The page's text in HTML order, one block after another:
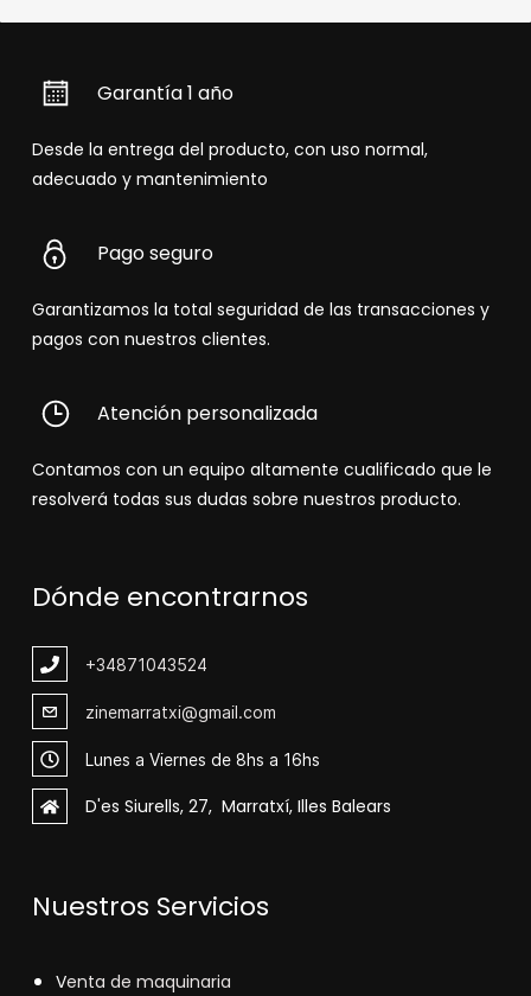
Garantía 1 año
Desde la entrega del producto, con uso normal,
adecuado y mantenimiento
Pago seguro
Garantizamos la total seguridad de las transacciones y
pagos con nuestros clientes.
Atención personalizada
Contamos con un equipo altamente cualificado que le
resolverá todas sus dudas sobre nuestros producto.
Dónde encontrarnos
+34871043524
zinemarratxi@gmail.com
Lunes a Viernes de 8hs a 16hs
D'es Siurells, 27, Marratxí, Illes Balears
Nuestros Servicios
Venta de maquinaria